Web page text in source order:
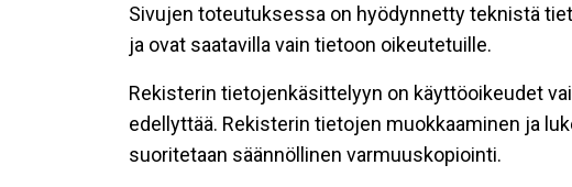
Sivujen toteutuksessa on hyödynnetty teknistä
ja ovat saatavilla vain tietoon oikeutetuille.
Rekisterin tietojenkäsittelyyn on käyttöoikeudet
edellyttää. Rekisterin tietojen muokkaaminen ja
suoritetaan säännöllinen varmuuskopiointi.